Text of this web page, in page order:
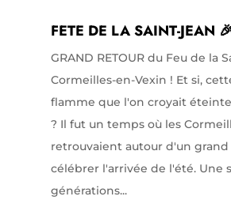
FETE DE LA SAINT-JEAN
GRAND RETOUR du Feu de la
Cormeilles-en-Vexin ! Et si,
flamme que l'on croyait
? Il fut un temps où les
retrouvaient autour d'un
célébrer l'arrivée de l'été. Une
générations...